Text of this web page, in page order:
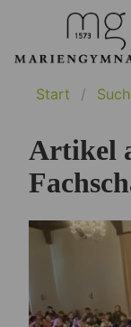
Start
Artikel